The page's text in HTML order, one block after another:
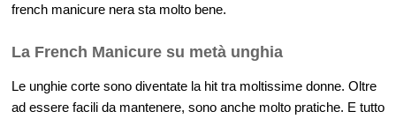
french manicure nera sta molto bene.
La French Manicure su metà unghia
Le unghie corte sono diventate la hit tra moltissime donne. Oltre
ad essere facili da mantenere, sono anche molto pratiche. E tutto